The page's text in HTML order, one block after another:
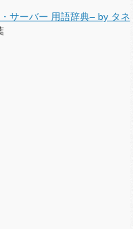
サーバー 用語辞典– by タネ